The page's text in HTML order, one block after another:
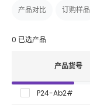
产品对比 订购样品
0 已选产品
产品货号
P24-Ab2#